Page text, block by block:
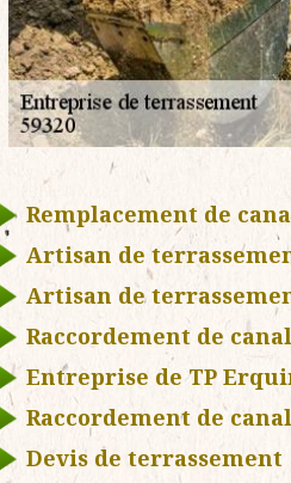
Remplacement de
Artisan de
Artisan de
Raccordement de
Entreprise de TP
Raccordement de
Devis de terrassement